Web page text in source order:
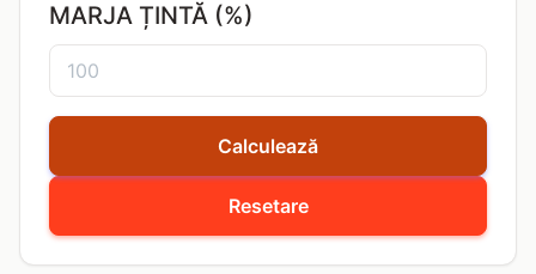
MARJA ȚINTĂ (%)
Resetare
Calculează